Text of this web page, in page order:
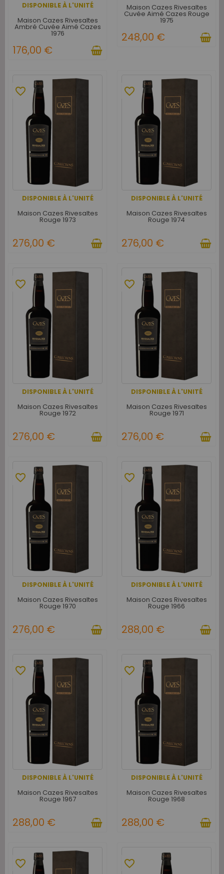
DISPONIBLE À L'UNITÉ
Maison Cazes Rivesaltes
Ambré Cuvée Aimé Cazes
1976
176,00 €
Maison Cazes Rivesaltes
Cuvée Aimé Cazes Rouge
1975
248,00 €
DISPONIBLE À L'UNITÉ
favorite_border
Maison Cazes Rivesaltes
Rouge 1973
276,00 €
DISPONIBLE À L'UNITÉ
favorite_border
Maison Cazes Rivesaltes
Rouge 1974
276,00 €
DISPONIBLE À L'UNITÉ
favorite_border
Maison Cazes Rivesaltes
Rouge 1972
276,00 €
DISPONIBLE À L'UNITÉ
favorite_border
Maison Cazes Rivesaltes
Rouge 1971
276,00 €
DISPONIBLE À L'UNITÉ
favorite_border
Maison Cazes Rivesaltes
Rouge 1970
276,00 €
DISPONIBLE À L'UNITÉ
favorite_border
Maison Cazes Rivesaltes
Rouge 1966
288,00 €
DISPONIBLE À L'UNITÉ
favorite_border
Maison Cazes Rivesaltes
Rouge 1967
288,00 €
DISPONIBLE À L'UNITÉ
favorite_border
Maison Cazes Rivesaltes
Rouge 1968
288,00 €
favorite_border favorite_border